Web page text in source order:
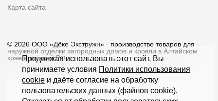
Карта сайта
© 2026 ООО «Дёке Экстружн» - производство товаров для
наружной отделки загородных домов и кровли в Алтайском
крае и по всей РФ
Продолжая использовать этот сайт, Вы
принимаете условия Политики использования
cookie и даёте согласие на обработку
пользовательских данных (файлов cookie).